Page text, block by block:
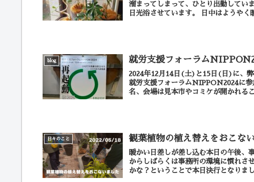
溜まってしまって、ひとり出勤しています。 事務所内の植物たちに水をあげてか
日光浴させています。 日中はよ
blog 就労支援フォーラム
2024年12月14日(土)と15日(日)に、弊
就労支援フォーラムNIPPON2024に
名、会場は見本市やコミケが開かれる
日々のこと 観葉植物の植え替えをおこな
暖かい日差しが差し込む本日の午後、
からしばらくは事務所の環境に慣れさ
かな？ということで本日決行となりま